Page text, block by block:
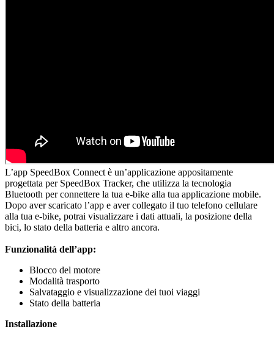
L’app SpeedBox Connect è un’applicazione appositamente
progettata per SpeedBox Tracker, che utilizza la tecnologia
Bluetooth per connettere la tua e-bike alla tua applicazione mobile.
Dopo aver scaricato l’app e aver collegato il tuo telefono cellulare
alla tua e-bike, potrai visualizzare i dati attuali, la posizione della
bici, lo stato della batteria e altro ancora.
Funzionalità dell’app:
Blocco del motore
Modalità trasporto
Salvataggio e visualizzazione dei tuoi viaggi
Stato della batteria
Installazione